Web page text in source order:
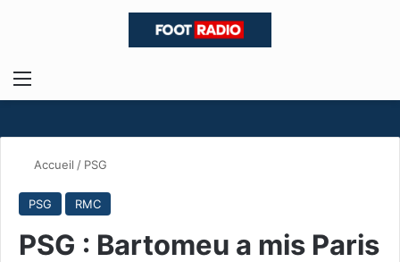
Menu
Accueil / PSG
PSG RMC
PSG : Bartomeu a mis Paris